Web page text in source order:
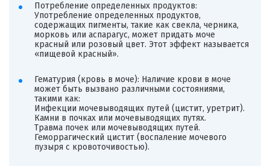
Потребление определенных продуктов:
Употребление определенных продуктов,
содержащих пигменты, такие как свекла, черника,
морковь или аспарагус, может придать моче
красный или розовый цвет. Этот эффект называется
«пищевой красный».
Гематурия (кровь в моче): Наличие крови в моче
может быть вызвано различными состояниями,
такими как:
Инфекции мочевыводящих путей (цистит, уретрит).
Камни в почках или мочевыводящих путях.
Травма почек или мочевыводящих путей.
Геморрагический цистит (воспаление мочевого
пузыря с кровоточивостью).